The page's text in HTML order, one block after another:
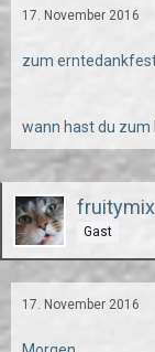
17. November 2016
zum
wann hast du
fruitymix
Gast
17. November 2016